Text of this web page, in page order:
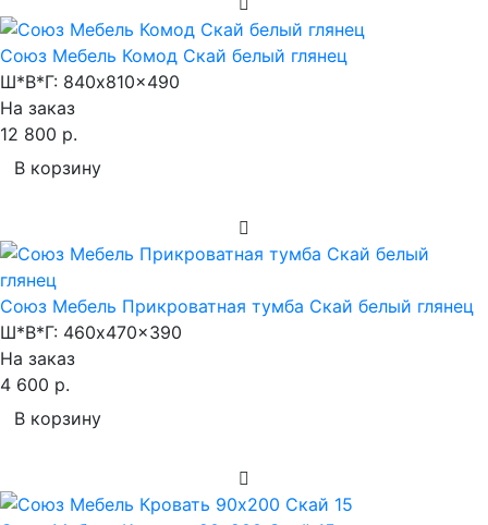
Союз Мебель Комод Скай белый глянец
Ш*В*Г: 840x810x490
На заказ
12 800 р.
В корзину
Союз Мебель Прикроватная тумба Скай белый глянец
Ш*В*Г: 460x470x390
На заказ
4 600 р.
В корзину